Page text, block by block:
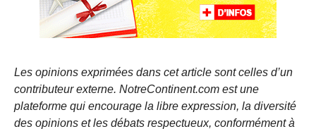
Les opinions exprimées dans cet article sont celles d’un
contributeur externe. NotreContinent.com est une
plateforme qui encourage la libre expression, la diversité
des opinions et les débats respectueux, conformément à